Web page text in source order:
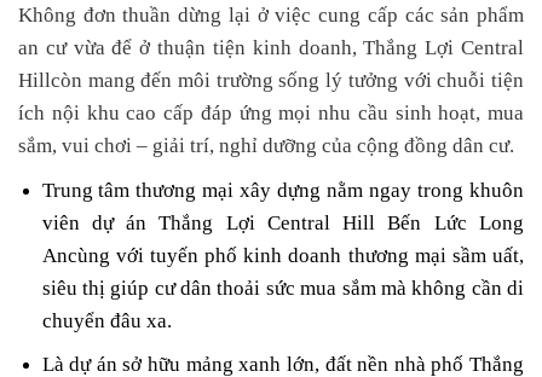
Không đơn thuần dừng lại ở việc cung cấp các sản phẩm
an cư vừa để ở thuận tiện kinh doanh,Thắng Lợi Central
Hillcòn mang đến môi trường sống lý tưởng với chuỗi tiện
ích nội khu cao cấp đáp ứng mọi nhu cầu sinh hoạt, mua
sắm, vui chơi – giải trí, nghỉ dưỡng của cộng đồng dân cư.
Trung tâm thương mại xây dựng nằm ngay trong khuôn
viên dự ánThắng Lợi Central Hill Bến Lức Long
Ancùng với tuyến phố kinh doanh thương mại sầm uất,
siêu thị giúp cư dân thoải sức mua sắm mà không cần di
chuyển đâu xa.
Là dự án sở hữu mảng xanh lớn, đất nền nhà phố Thắng